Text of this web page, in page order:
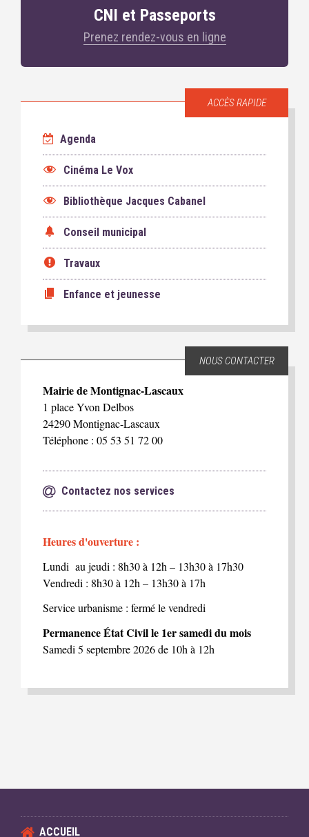
CNI et Passeports
Prenez rendez-vous en ligne
ACCÈS RAPIDE
Agenda
Cinéma Le Vox
Bibliothèque Jacques Cabanel
Conseil municipal
Travaux
Enfance et jeunesse
NOUS CONTACTER
Mairie de Montignac-Lascaux
1 place Yvon Delbos
24290 Montignac-Lascaux
Téléphone : 05 53 51 72 00
Contactez nos services
Heures d'ouverture :
Lundi au jeudi : 8h30 à 12h – 13h30 à 17h30
Vendredi : 8h30 à 12h – 13h30 à 17h
Service urbanisme : fermé le vendredi
Permanence État Civil le 1er samedi du mois
Samedi 5 septembre 2026 de 10h à 12h
ACCUEIL